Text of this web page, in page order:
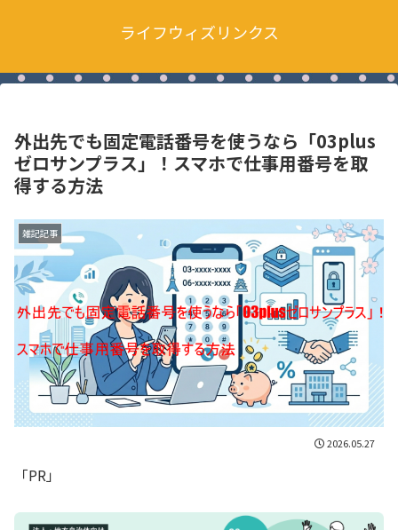
ライフウィズリンクス
外出先でも固定電話番号を使うなら「03plus
ゼロサンプラス」！スマホで仕事用番号を取
得する方法
雑記記事
2026.05.27
「PR」